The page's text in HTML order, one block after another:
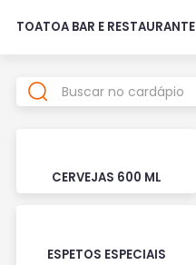
TOATOA BAR E RESTAURANTE
CERVEJAS 600 ML
ESPETOS ESPECIAIS